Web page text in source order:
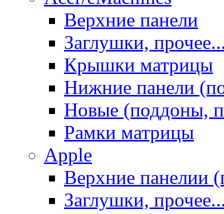
Верхние панели
Заглушки,
Крышки матрицы
Нижние панели
Новые (поддоны,
Рамки матрицы
Apple
Верхние панелии
Заглушки,